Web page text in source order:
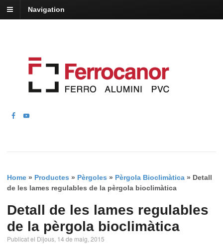
Navigation
Home » Productes » Pèrgoles » Pèrgola Bioclimàtica » Detall
de les lames regulables de la pèrgola bioclimàtica
Detall de les lames regulables
de la pèrgola bioclimàtica
Publicat el Dijous, 14 de maig, 2015